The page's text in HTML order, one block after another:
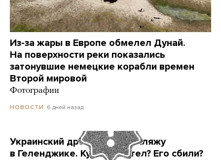
Из-за жары в Европе обмелел Дунай.
На поверхности реки показались
затонувшие немецкие корабли времен
Второй мировой
Фотографии
НОВОСТИ 6 дней назад
Украинский дрон попал по пляжу
в Геленджике. Куда он летел? Его сбили?